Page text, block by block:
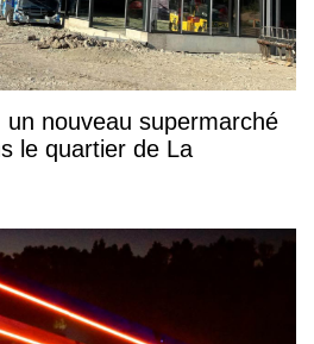
nouveau supermarché
le quartier de La